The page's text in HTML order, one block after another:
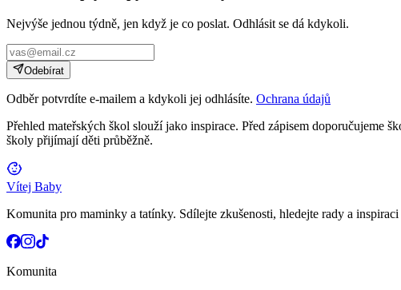
Nejvýše jednou týdně, jen když je co poslat. Odhlásit se dá kdykoli.
Odebírat
Odběr potvrdíte e-mailem a kdykoli jej odhlásíte. Ochrana údajů
Přehled mateřských škol slouží jako inspirace. Před zápisem doporučujeme
školy přijímají děti průběžně.
Vítej Baby
Komunita pro maminky a tatínky. Sdílejte zkušenosti, hledejte rady a
Komunita